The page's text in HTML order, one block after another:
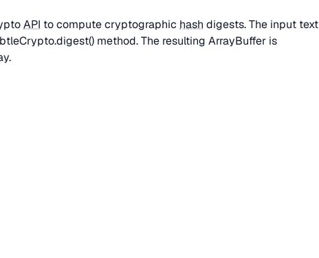
API to compute cryptographic hash digests. The input text
method. The resulting ArrayBuffer is